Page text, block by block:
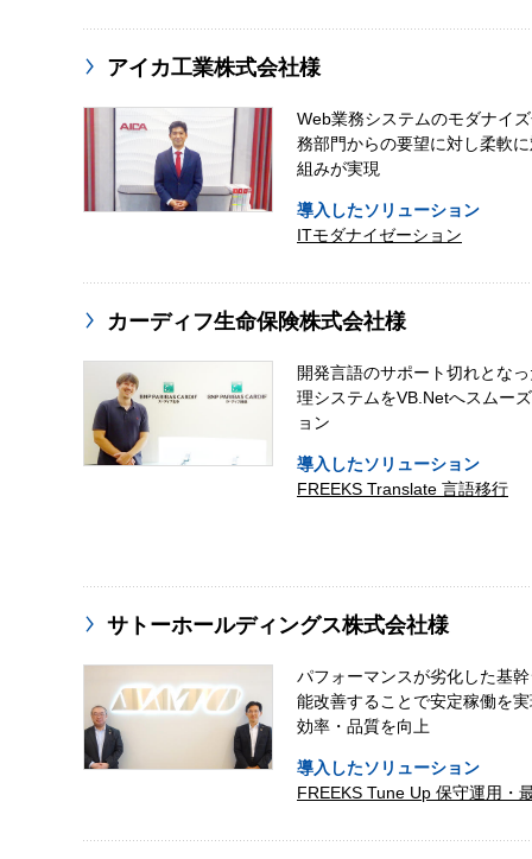
アイカ工業株式会社様
Web業務システムのモダナイ
務部門からの要望に対し柔軟
組みが実現
導入したソリューション
ITモダナイゼーション
カーディフ生命保険株式会社様
開発言語のサポート切れとな
理システムをVB.Netへスムー
ョン
導入したソリューション
FREEKS Translate 言語移行
サトーホールディングス株式会社様
パフォーマンスが劣化した基
能改善することで安定稼働を
効率・品質を向上
導入したソリューション
FREEKS Tune Up 保守運用・